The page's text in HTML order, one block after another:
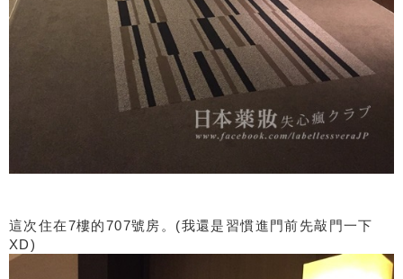
這次住在7樓的707號房。(我還是習慣進門前先敲門一下
XD)